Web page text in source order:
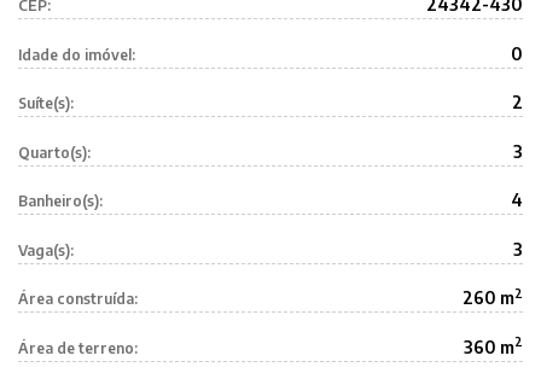
CEP: 24342-430
Idade do imóvel: 0
Suíte(s): 2
Quarto(s): 3
Banheiro(s): 4
Vaga(s): 3
Área construída: 260 m2
Área de terreno: 360 m2